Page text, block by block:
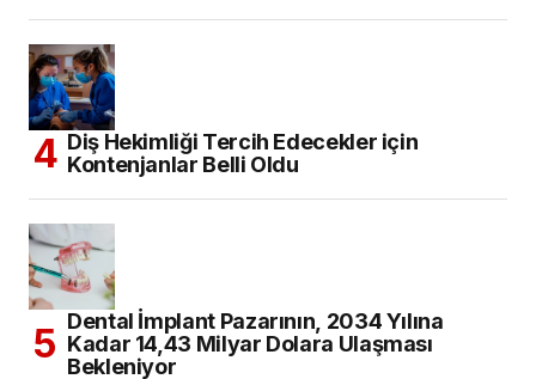
Diş Hekimliği Tercih Edecekler için
Kontenjanlar Belli Oldu
Dental İmplant Pazarının, 2034 Yılına
Kadar 14,43 Milyar Dolara Ulaşması
Bekleniyor